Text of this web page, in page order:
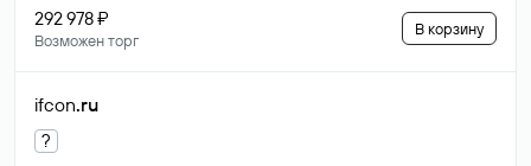
292 978 ₽
Возможен торг
В корзину
ifcon.ru
?